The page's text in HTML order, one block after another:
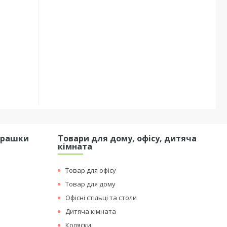
Товари для дому, офісу, дитяча
кімната
Товар для офісу
Товар для дому
Офісні стільці та столи
Дитяча кімната
Коляски